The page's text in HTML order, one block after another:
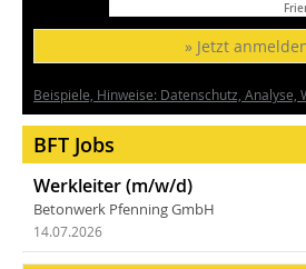
» Jetzt
Beispiele, Hinweise: Datenschutz, Analyse,
BFT Jobs
Werkleiter (m/w/d)
Betonwerk Pfenning GmbH
14.07.2026